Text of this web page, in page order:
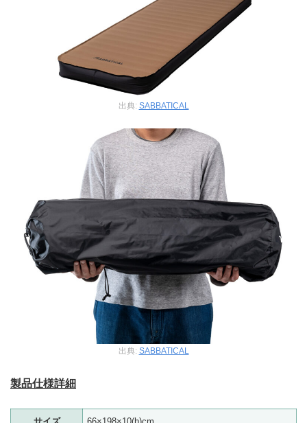
出典: SABBATICAL
出典: SABBATICAL
製品仕様詳細